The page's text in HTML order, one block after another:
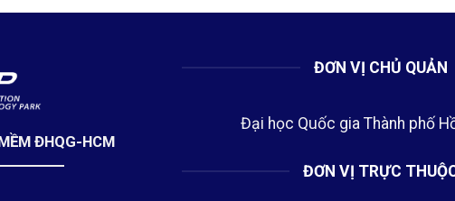
ĐHQG-HCM
ĐƠN VỊ CHỦ QUẢN
Đại học Quốc gia Thành phố
ĐƠN VỊ TRỰC